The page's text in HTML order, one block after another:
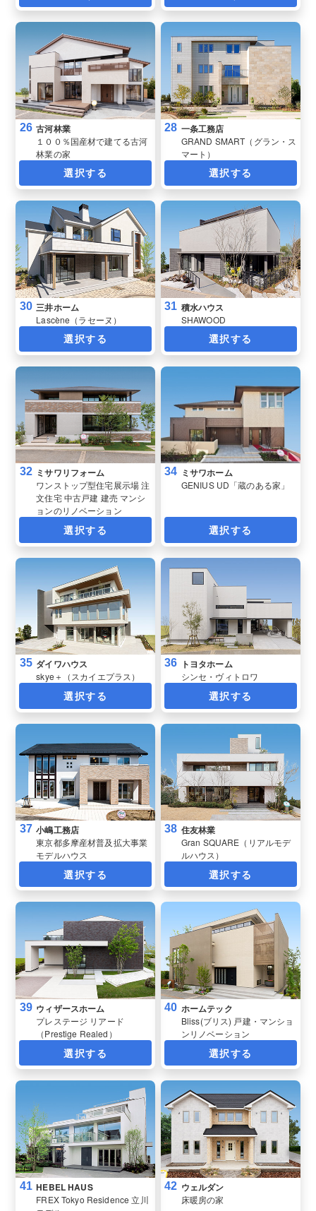
26 古河林業
１００％国産材で建てる古河
林業の家
選択する
28 一条工務店
GRAND SMART（グラン・ス
マート）
選択する
30 三井ホーム
Lascène（ラセーヌ）
選択する
31 積水ハウス
SHAWOOD
選択する
32 ミサワリフォーム
ワンストップ型住宅展示場 注
文住宅 中古戸建 建売 マンシ
ョンのリノベーション
選択する
34 ミサワホーム
GENIUS UD「蔵のある家」
選択する
35 ダイワハウス
skye＋（スカイエプラス）
選択する
36 トヨタホーム
シンセ・ヴィトロワ
選択する
37 小嶋工務店
東京都多摩産材普及拡大事業
モデルハウス
選択する
38 住友林業
Gran SQUARE（リアルモデ
ルハウス）
選択する
39 ウィザースホーム
プレステージ リアード
（Prestige Realed）
選択する
40 ホームテック
Bliss(ブリス) 戸建・マンショ
ンリノベーション
選択する
41 HEBEL HAUS
FREX Tokyo Residence 立川
42 ウェルダン
床暖房の家